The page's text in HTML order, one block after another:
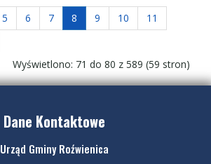
5 6 7 8 9 10
11
Wyświetlono: 71 do 80 z 589 (59 stron)
Dane Kontaktowe
Urząd Gminy Roźwienica